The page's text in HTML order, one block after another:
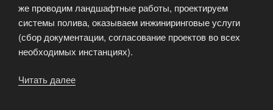
же проводим ландшафтные работы, проектируем
системы полива, оказываем инжиниринговые услуги
(сбор документации, согласование проектов во всех
необходимых инстанциях).
Читать далее